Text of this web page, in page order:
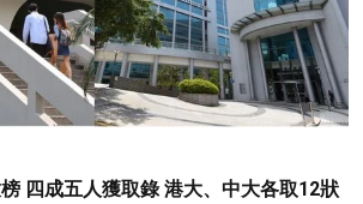
四成五人獲取錄 港大、中大各取12狀